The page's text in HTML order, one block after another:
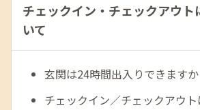
チェックイン・チェックアウト
いて
玄関は24時間出入りできますか
チェックイン／チェックアウ